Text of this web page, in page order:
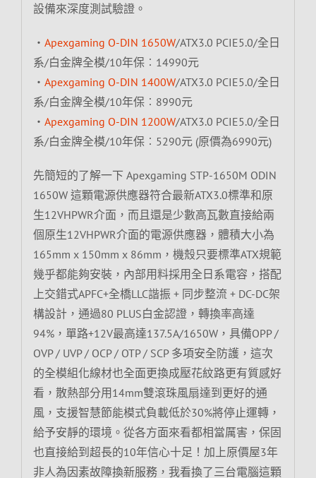
設備來深度測試驗證。
‧ Apexgaming O-DIN 1650W/ATX3.0 PCIE5.0/全日
系/白金牌全模/10年保︰14990元
‧ Apexgaming O-DIN 1400W/ATX3.0 PCIE5.0/全日
系/白金牌全模/10年保︰8990元
‧ Apexgaming O-DIN 1200W/ATX3.0 PCIE5.0/全日
系/白金牌全模/10年保︰5290元 (原價為6990元)
先簡短的了解一下 Apexgaming STP-1650M ODIN
1650W 這顆電源供應器符合最新ATX3.0標準和原
生12VHPWR介面，而且還是少數高瓦數直接給兩
個原生12VHPWR介面的電源供應器，體積大小為
165mm x 150mm x 86mm，機殼只要標準ATX規範
幾乎都能夠安裝，內部用料採用全日系電容，搭配
上交錯式APFC+全橋LLC諧振 + 同步整流 + DC-DC架
構設計，通過80 PLUS白金認證，轉換率高達
94%，單路+12V最高達137.5A/1650W，具備OPP /
OVP / UVP / OCP / OTP / SCP 多項安全防護，這次
的全模組化線材也全面更換成壓花紋路更有質感好
看，散熱部分用14mm雙滾珠風扇達到更好的通
風，支援智慧節能模式負載低於30%將停止運轉，
給予安靜的環境。從各方面來看都相當厲害，保固
也直接給到超長的10年信心十足！加上原價屋3年
非人為因素故障換新服務，我看換了三台電腦這顆